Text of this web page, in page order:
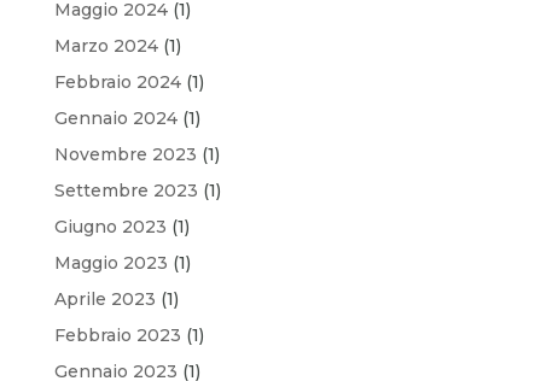
Maggio 2024(1)
Marzo 2024(1)
Febbraio 2024(1)
Gennaio 2024(1)
Novembre 2023 (1)
Settembre 2023 (1)
Giugno 2023 (1)
Maggio 2023 (1)
Aprile 2023 (1)
Febbraio 2023 (1)
Gennaio 2023 (1)